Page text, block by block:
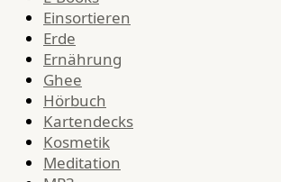
Einsortieren
Erde
Ernährung
Ghee
Hörbuch
Kartendecks
Kosmetik
Meditation